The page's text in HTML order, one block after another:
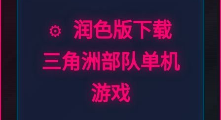
⚙️ 润色版下载
三角洲部队单机
游戏